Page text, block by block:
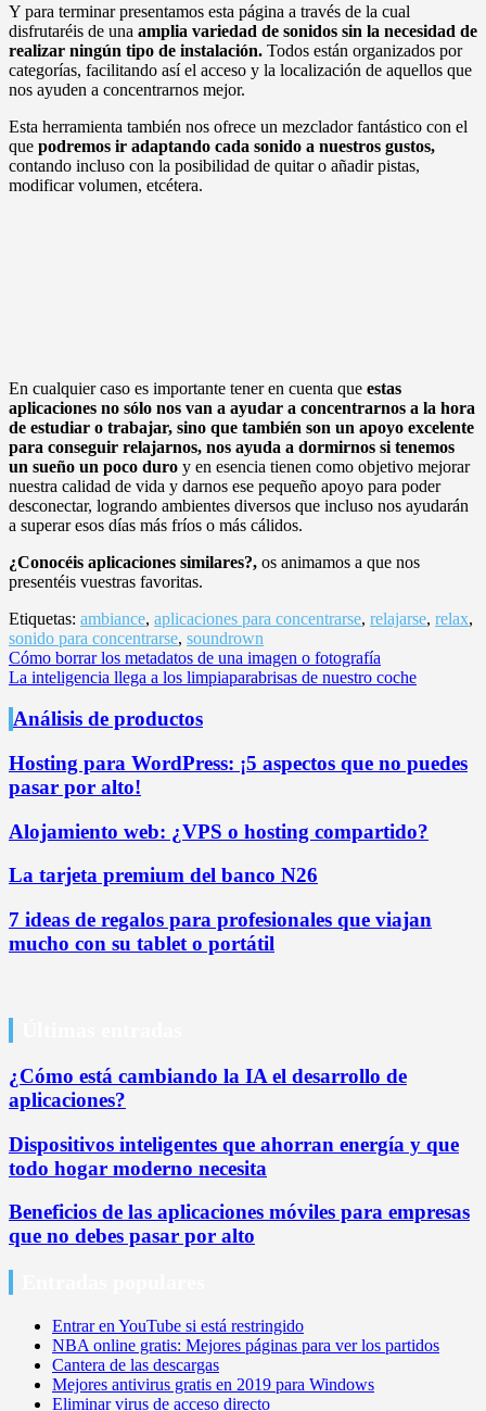
Y para terminar presentamos esta página a través de la cual
disfrutaréis de una amplia variedad de sonidos sin la necesidad de
realizar ningún tipo de instalación. Todos están organizados por
categorías, facilitando así el acceso y la localización de aquellos que
nos ayuden a concentrarnos mejor.
Esta herramienta también nos ofrece un mezclador fantástico con el
que podremos ir adaptando cada sonido a nuestros gustos,
contando incluso con la posibilidad de quitar o añadir pistas,
modificar volumen, etcétera.
En cualquier caso es importante tener en cuenta que estas
aplicaciones no sólo nos van a ayudar a concentrarnos a la hora
de estudiar o trabajar, sino que también son un apoyo excelente
para conseguir relajarnos, nos ayuda a dormirnos si tenemos
un sueño un poco duro y en esencia tienen como objetivo mejorar
nuestra calidad de vida y darnos ese pequeño apoyo para poder
desconectar, logrando ambientes diversos que incluso nos ayudarán
a superar esos días más fríos o más cálidos.
¿Conocéis aplicaciones similares?, os animamos a que nos
presentéis vuestras favoritas.
Etiquetas: ambiance, aplicaciones para concentrarse, relajarse, relax,
sonido para concentrarse, soundrown
Navegación
de
entradas
Cómo borrar los metadatos de una imagen o fotografía
La inteligencia llega a los limpiaparabrisas de nuestro coche
Análisis de productos
Hosting para WordPress: ¡5 aspectos que no puedes
pasar por alto!
Alojamiento web: ¿VPS o hosting compartido?
La tarjeta premium del banco N26
7 ideas de regalos para profesionales que viajan
mucho con su tablet o portátil
¿Cómo está cambiando la IA el desarrollo de
aplicaciones?
Dispositivos inteligentes que ahorran energía y que
todo hogar moderno necesita
Beneficios de las aplicaciones móviles para empresas
que no debes pasar por alto
Entrar en YouTube si está restringido
NBA online gratis: Mejores páginas para ver los partidos
Cantera de las descargas
Mejores antivirus gratis en 2019 para Windows
Eliminar virus de acceso directo